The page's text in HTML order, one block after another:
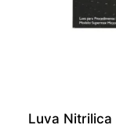
Luva Nitrilica